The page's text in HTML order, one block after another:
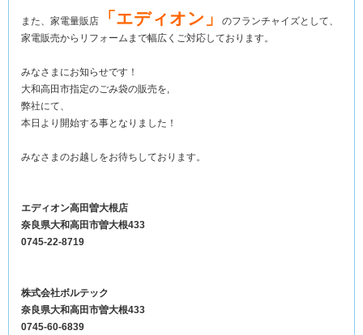
また、家電量販店 「エディオン」
のフランチャイズとして、
家電販売からリフォームまで幅広くご対応しております。
みなさまにお知らせです！
大和高田市指定のごみ袋の販売を,
弊社にて、
本日より開始する事となりました！
みなさまのお越しをお待ちしております。
エディオン高田曽大根店
奈良県大和高田市曽大根433
0745-22-8719
株式会社ボルテック
奈良県大和高田市曽大根433
0745-60-6839